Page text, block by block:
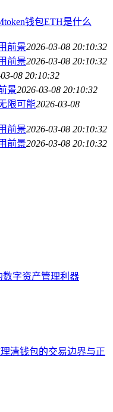
钱包ETH是什么
前景2026-03-08 20:10:32
前景2026-03-08 20:10:32
08 20:10:32
景2026-03-08 20:10:32
限可能2026-03-08
前景2026-03-08 20:10:32
前景2026-03-08 20:10:32
数字资产管理利器
清钱包的交易边界与正